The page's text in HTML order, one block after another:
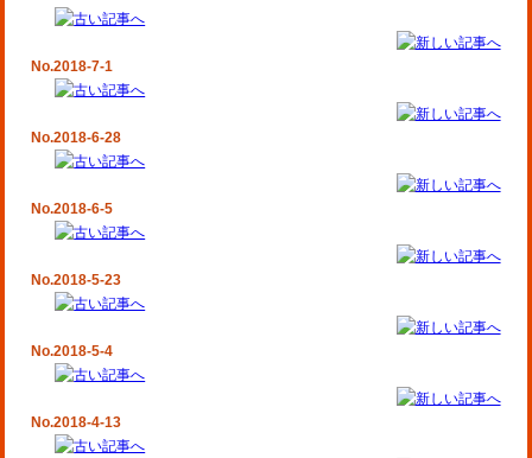
No.2018-7-1
No.2018-6-28
No.2018-6-5
No.2018-5-23
No.2018-5-4
No.2018-4-13